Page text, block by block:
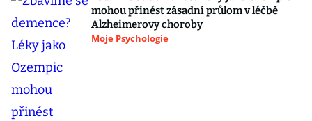
mohou přinést zásadní průlom v léčbě
Alzheimerovy choroby
Moje Psychologie